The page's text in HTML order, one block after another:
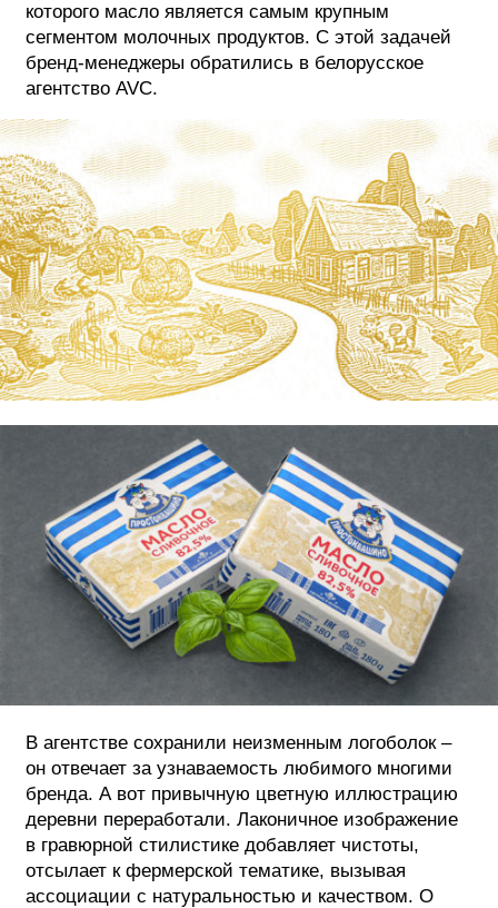
которого масло является самым крупным
сегментом молочных продуктов. С этой задачей
бренд-менеджеры обратились в белорусское
агентство AVC.
В агентстве сохранили неизменным логоболок –
он отвечает за узнаваемость любимого многими
бренда. А вот привычную цветную иллюстрацию
деревни переработали. Лаконичное изображение
в гравюрной стилистике добавляет чистоты,
отсылает к фермерской тематике, вызывая
ассоциации с натуральностью и качеством. О